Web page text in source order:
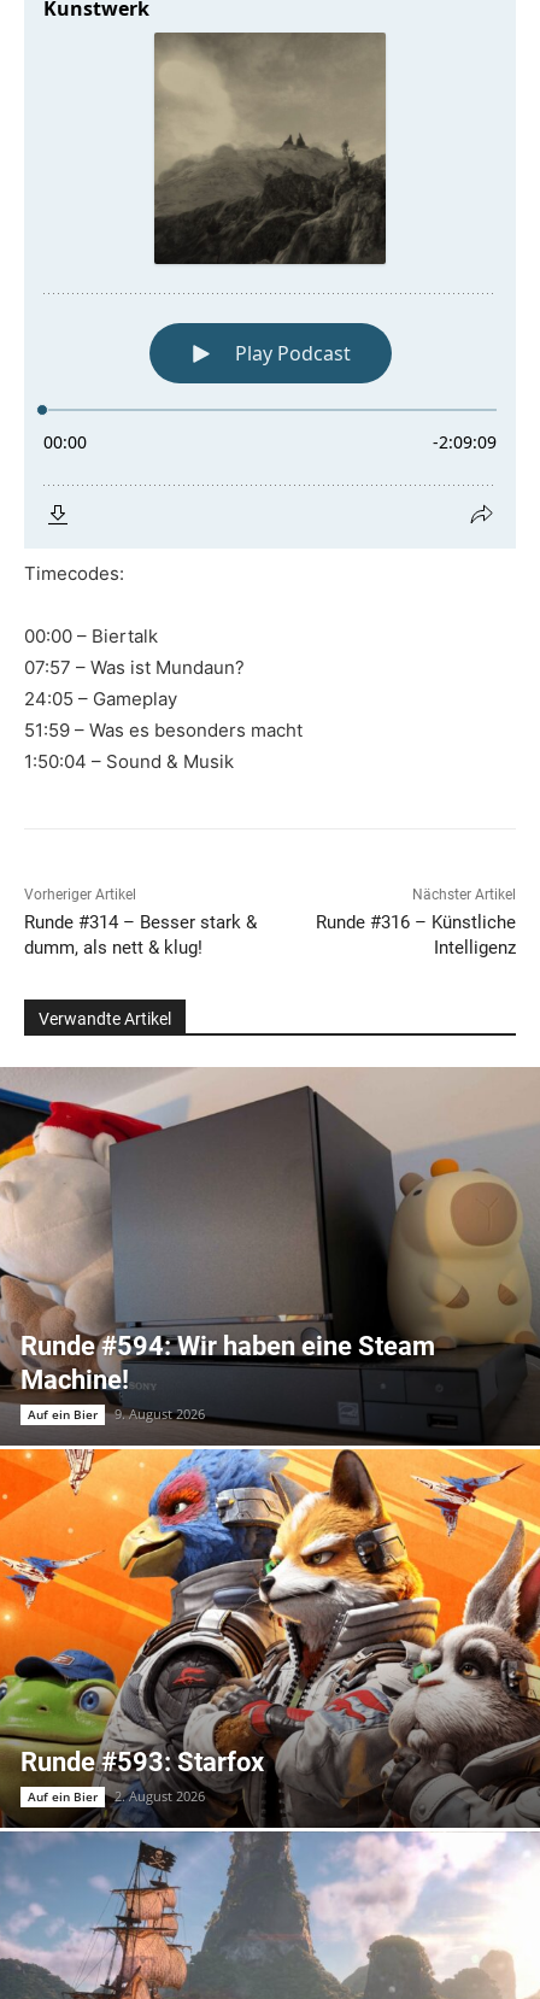
Timecodes:
00:00 – Biertalk
07:57 – Was ist Mundaun?
24:05 – Gameplay
51:59 – Was es besonders macht
1:50:04 – Sound & Musik
Vorheriger Artikel
Runde #314 – Besser stark &
dumm, als nett & klug!
Nächster Artikel
Runde #316 – Künstliche
Intelligenz
Verwandte Artikel
Runde #594: Wir haben eine Steam
Machine!
Auf ein Bier 9. August 2026
Runde #593: Starfox
Auf ein Bier 2. August 2026